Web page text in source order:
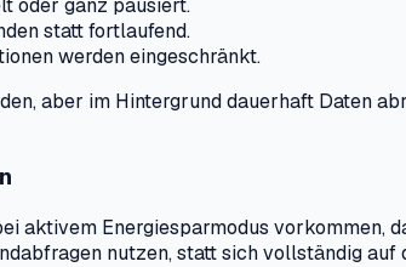
statt fortlaufend.
werden eingeschränkt.
aber im Hintergrund dauerhaft Daten
aktivem Energiesparmodus vorkommen,
nutzen, statt sich vollständig